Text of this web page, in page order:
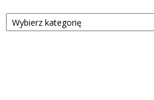
Kategorie